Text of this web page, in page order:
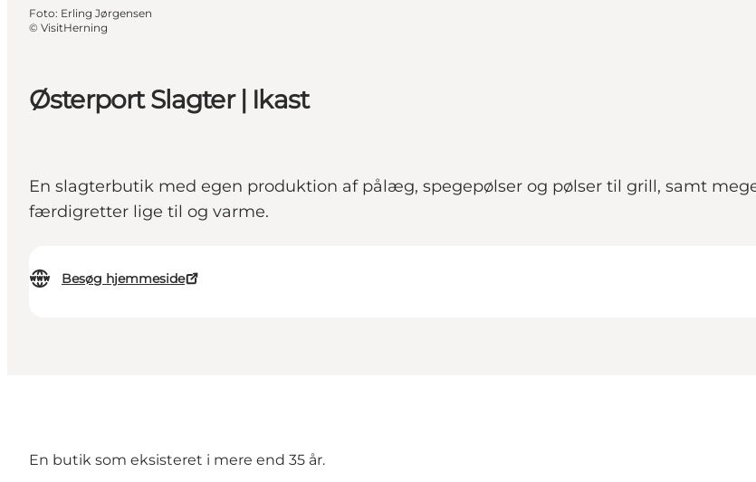
Østerport Slagter | Ikast
En slagterbutik med egen produktion af pålæg, spegepølser og pølser til grill, samt
færdigretter lige til og varme.
Besøg hjemmeside
Foto: Erling Jørgensen
© VisitHerning
En butik som eksisteret i mere end 35 år.